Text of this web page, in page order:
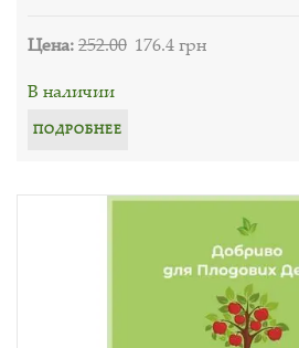
Цена:252.00 176.4 грн
В наличии
ПОДРОБНЕЕ